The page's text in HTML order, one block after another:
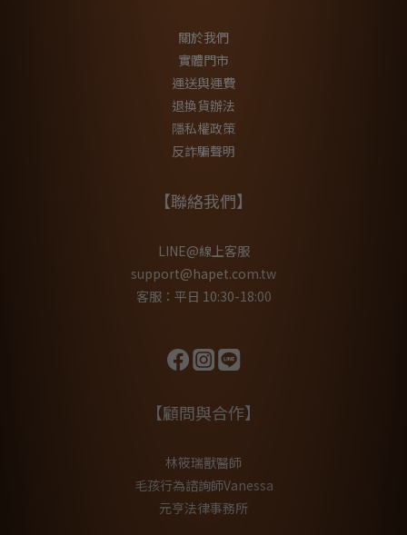
關於我們
實體門市
運送與運費
退換貨辦法
隱私權政策
反詐騙聲明
【聯絡我們】
LINE@線上客服
support@hapet.com.tw
客服：平日 10:30-18:00
【顧問與合作】
林筱瑞獸醫師
毛孩行為諮詢師Vanessa
元亨法律事務所